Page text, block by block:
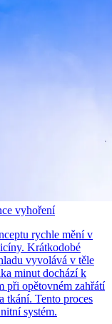
vyhoření
rychle mění v
Krátkodobé
vyvolává v těle
minut dochází k
při opětovném zahřátí
tkání. Tento proces
systém.